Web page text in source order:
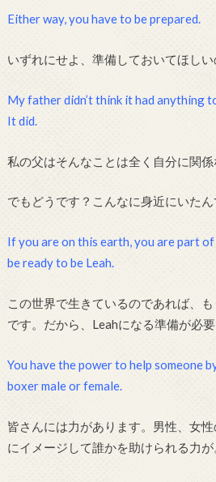
Either way, you have to be prepared.
いずれにせよ、準備しておいてほしい
My father didn’t think it had anything
It did.
私の父はそんなことは全く自分に関係
でもどうです？こんなに身近にいたん
If you are on this earth, you are part
be ready to be Leah.
この世界で生きているのであれば、
です。だから、Leahになる準備が必要
You have the power to help someone
boxer male or female.
皆さんには力があります。男性、女
にイメージして誰かを助けられる力が